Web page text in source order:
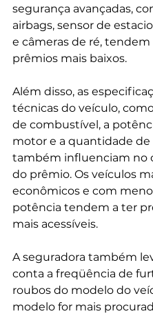
segurança avançadas,
airbags, sensor de
e câmeras de ré, tendem
prêmios mais baixos.
Além disso, as
técnicas do veículo,
de combustível, a
motor e a quantidade de
também influenciam no
do prêmio. Os veículos
econômicos e com
potência tendem a ter
mais acessíveis.
A seguradora também
conta a freqüência de
roubos do modelo do
modelo for mais